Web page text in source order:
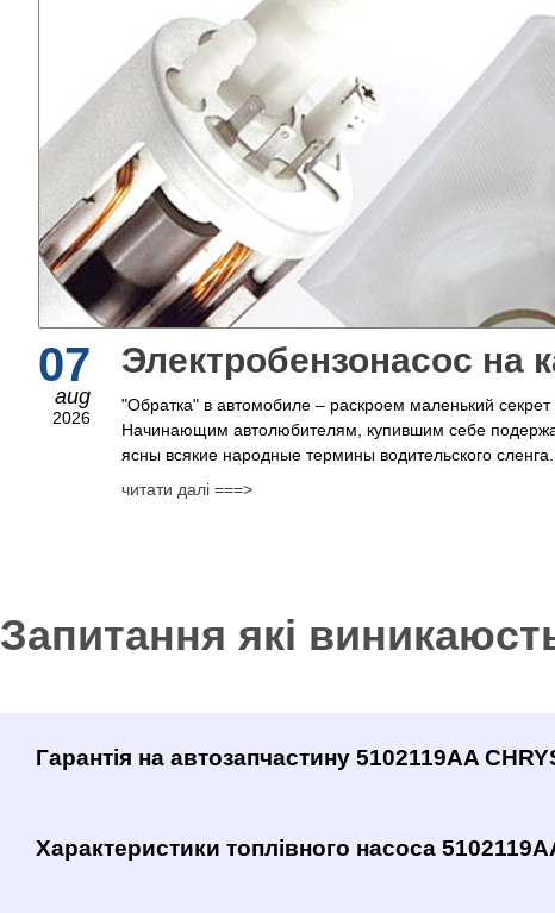
07
aug
2026
Электробензонасос на
"Обратка" в автомобиле – раскроем маленький
Начинающим автолюбителям, купившим себе
ясны всякие народные термины водительского
читати далі ===>
Запитання які
Гарантія на автозапчастину 5102119AA
Характеристики топлівного насоса